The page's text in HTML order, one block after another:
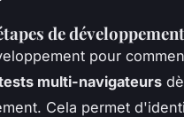
de développement
pour
multi-navigateurs
Cela permet